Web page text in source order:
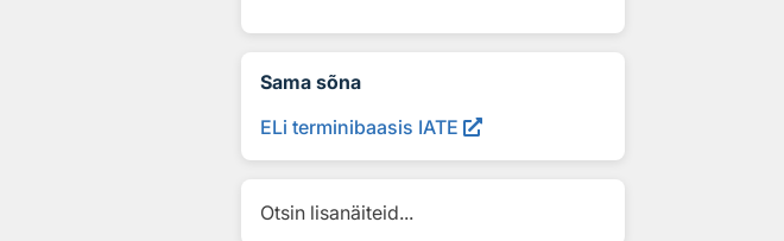
Sama sõna
ELi terminibaasis IATE
Otsin lisanäiteid...